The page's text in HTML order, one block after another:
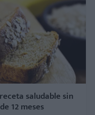
saludable sin
12 meses